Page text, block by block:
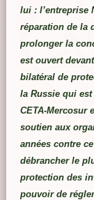
lui : l’entreprise
réparation de la
prolonger la
est ouvert
bilatéral de
la Russie qui
CETA-Mercosur
soutien aux
années contre
débrancher le
protection des
pouvoir de